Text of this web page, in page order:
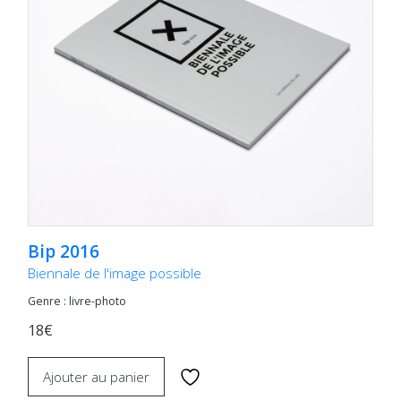
Bip 2016
Biennale de l'image possible
Genre : livre-photo
18€
Ajouter au panier